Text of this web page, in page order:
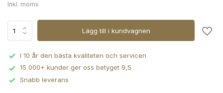
Inkl. moms
Lägg till i kundvagnen
I 10 år den bästa kvaliteten och servicen
15 000+ kunder ger oss betyget 9,5
Snabb leverans